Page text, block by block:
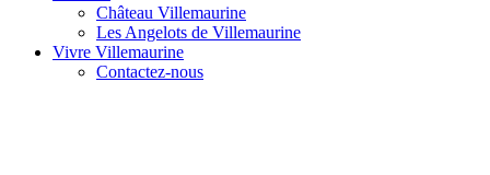
Château Villemaurine
Les Angelots de Villemaurine
Vivre Villemaurine
Contactez-nous